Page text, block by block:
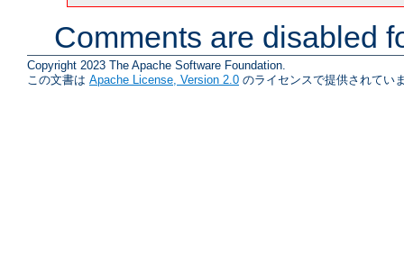
Comments are disabled
Copyright 2023 The Apache Software Foundation.
この文書は Apache License, Version 2.0 のライセンスで提供されてい